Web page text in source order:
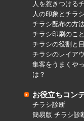
人を惹きつける
人の印象とチラ
チラシ配布の方
チラシ印刷のこ
チラシの役割と
チラシのレイア
集客をうまくや
は？
お役立ちコン
チラシ診断
簡易版 チラシ診